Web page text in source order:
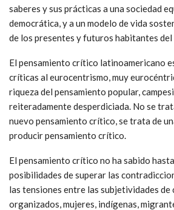
saberes y sus prácticas a una sociedad
democrática, y a un modelo de vida
de los presentes y futuros habitantes del
El pensamiento crítico latinoamericano
críticas al eurocentrismo, muy
riqueza del pensamiento popular,
reiteradamente desperdiciada. No se
nuevo pensamiento crítico, se trata de
producir pensamiento crítico.
El pensamiento crítico no ha sabido
posibilidades de superar las
las tensiones entre las subjetividades de
organizados, mujeres, indígenas,